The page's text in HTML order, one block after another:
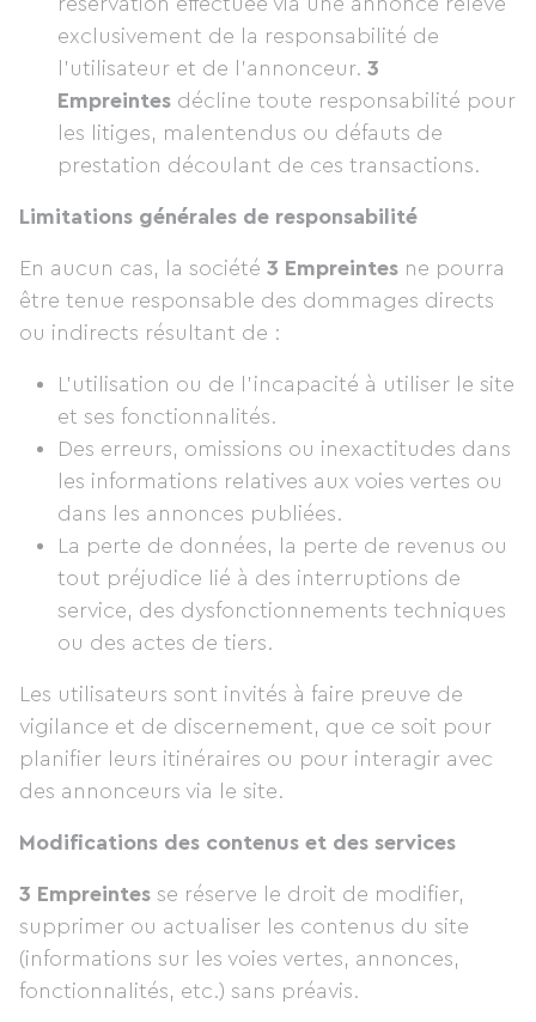
exclusivement de la responsabilité de
l’utilisateur et de l’annonceur. 3
Empreintes décline toute responsabilité pour
les litiges, malentendus ou défauts de
prestation découlant de ces transactions.
Limitations générales de responsabilité
En aucun cas, la société 3 Empreintes ne pourra
être tenue responsable des dommages directs
ou indirects résultant de :
L’utilisation ou de l’incapacité à utiliser le site
et ses fonctionnalités.
Des erreurs, omissions ou inexactitudes dans
les informations relatives aux voies vertes ou
dans les annonces publiées.
La perte de données, la perte de revenus ou
tout préjudice lié à des interruptions de
service, des dysfonctionnements techniques
ou des actes de tiers.
Les utilisateurs sont invités à faire preuve de
vigilance et de discernement, que ce soit pour
planifier leurs itinéraires ou pour interagir avec
des annonceurs via le site.
Modifications des contenus et des services
3 Empreintes se réserve le droit de modifier,
supprimer ou actualiser les contenus du site
(informations sur les voies vertes, annonces,
fonctionnalités, etc.) sans préavis.